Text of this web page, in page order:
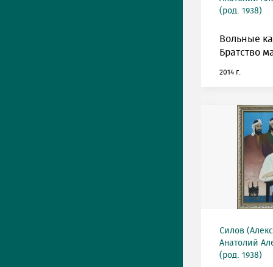
(род. 1938)
Вольные
Братство
2014 г.
Силов
Анатолий
(род. 1938)